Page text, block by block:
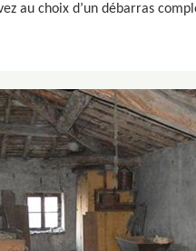
au choix d’un débarras